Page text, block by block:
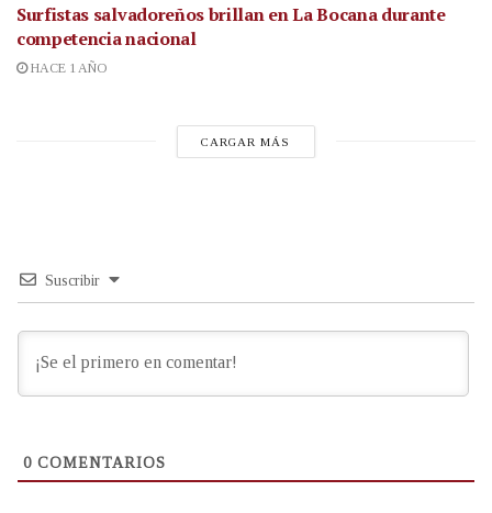
Surfistas salvadoreños brillan en La Bocana durante
competencia nacional
HACE 1 AÑO
CARGAR MÁS
Suscribir
0 COMENTARIOS